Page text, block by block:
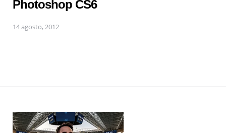
Photoshop CS6
14 agosto, 2012